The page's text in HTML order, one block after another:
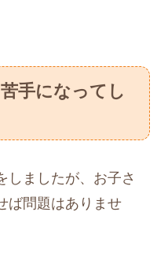
手になってし
しましたが、お子さ
ば問題はありませ